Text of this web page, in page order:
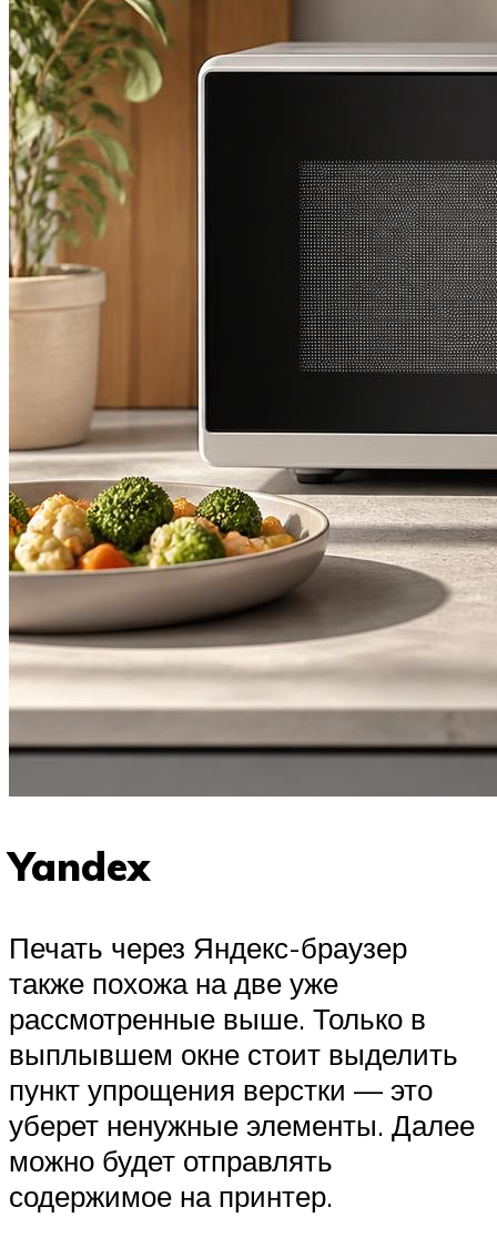
Yandex
Печать через Яндекс-браузер
также похожа на две уже
рассмотренные выше. Только в
выплывшем окне стоит выделить
пункт упрощения верстки — это
уберет ненужные элементы. Далее
можно будет отправлять
содержимое на принтер.